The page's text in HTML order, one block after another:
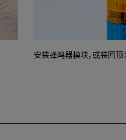
安装蜂鸣器模块，或装回顶